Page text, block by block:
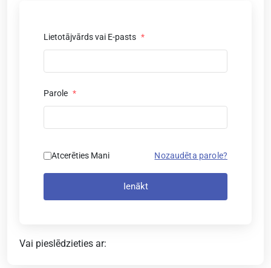
Lietotājvārds vai E-pasts *
Parole *
Atcerēties Mani Nozaudēta parole?
Ienākt
Vai pieslēdzieties ar: